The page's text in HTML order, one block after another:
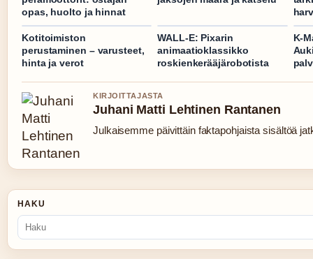
opas, huolto ja hinnat
Kotitoimiston
perustaminen – varusteet,
hinta ja verot
WALL-E: Pixarin
animaatioklassikko
roskienkerääjärobotista
K-
KIRJOITTAJASTA
Juhani Matti Lehtinen Rantanen
Julkaisemme päivittäin faktapohjaista sisältöä
HAKU